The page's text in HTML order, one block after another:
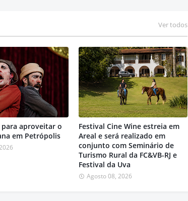
Ver todos
para aproveitar o
em Petrópolis
Festival Cine Wine estreia em
Areal e será realizado em
conjunto com Seminário de
Turismo Rural da FC&VB-RJ e
Festival da Uva
Agosto 08, 2026